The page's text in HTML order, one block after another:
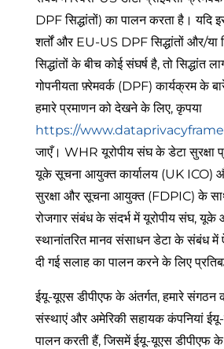
DPF सिद्धांतों) का पालन करता है। यदि
शर्तों और EU-US DPF सिद्धांतों और/
सिद्धांतों के बीच कोई संघर्ष है, तो सिद्धांत
गोपनीयता फ़्रेमवर्क (DPF) कार्यक्रम के
हमारे प्रमाणन को देखने के लिए, कृपया
https://
जाएँ। WHR यूरोपीय संघ के डेटा सुरक्षा
यूके सूचना आयुक्त कार्यालय (UK ICO)
सुरक्षा और सूचना आयुक्त (FDPIC) के
रोजगार संबंध के संदर्भ में यूरोपीय संघ,
स्थानांतरित मानव संसाधन डेटा के संबंध में
दी गई सलाह का पालन करने के लिए
ईयू-यूएस डीपीएफ के अंतर्गत, हमारे संगठन
संस्थाएं और अमेरिकी सहायक कंपनियां
पालन करती हैं,जिसमें ईयू-यूएस डीपीएफ